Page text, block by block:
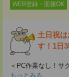
WEB登録・面接OK
土日祝
す！1日
＜PC作業なし！サ
もっとみる